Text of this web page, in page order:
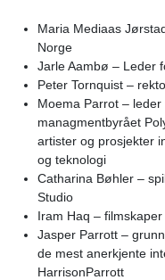
Maria Mediaas
Norge
Jarle Aambø – Leder
Peter Tornquist –
Moema Parrot –
managmentbyrået
artister og prosjekter
og teknologi
Catharina Bøhler –
Studio
Iram Haq –
Jasper Parrott –
de mest anerkjente
HarrisonParrott